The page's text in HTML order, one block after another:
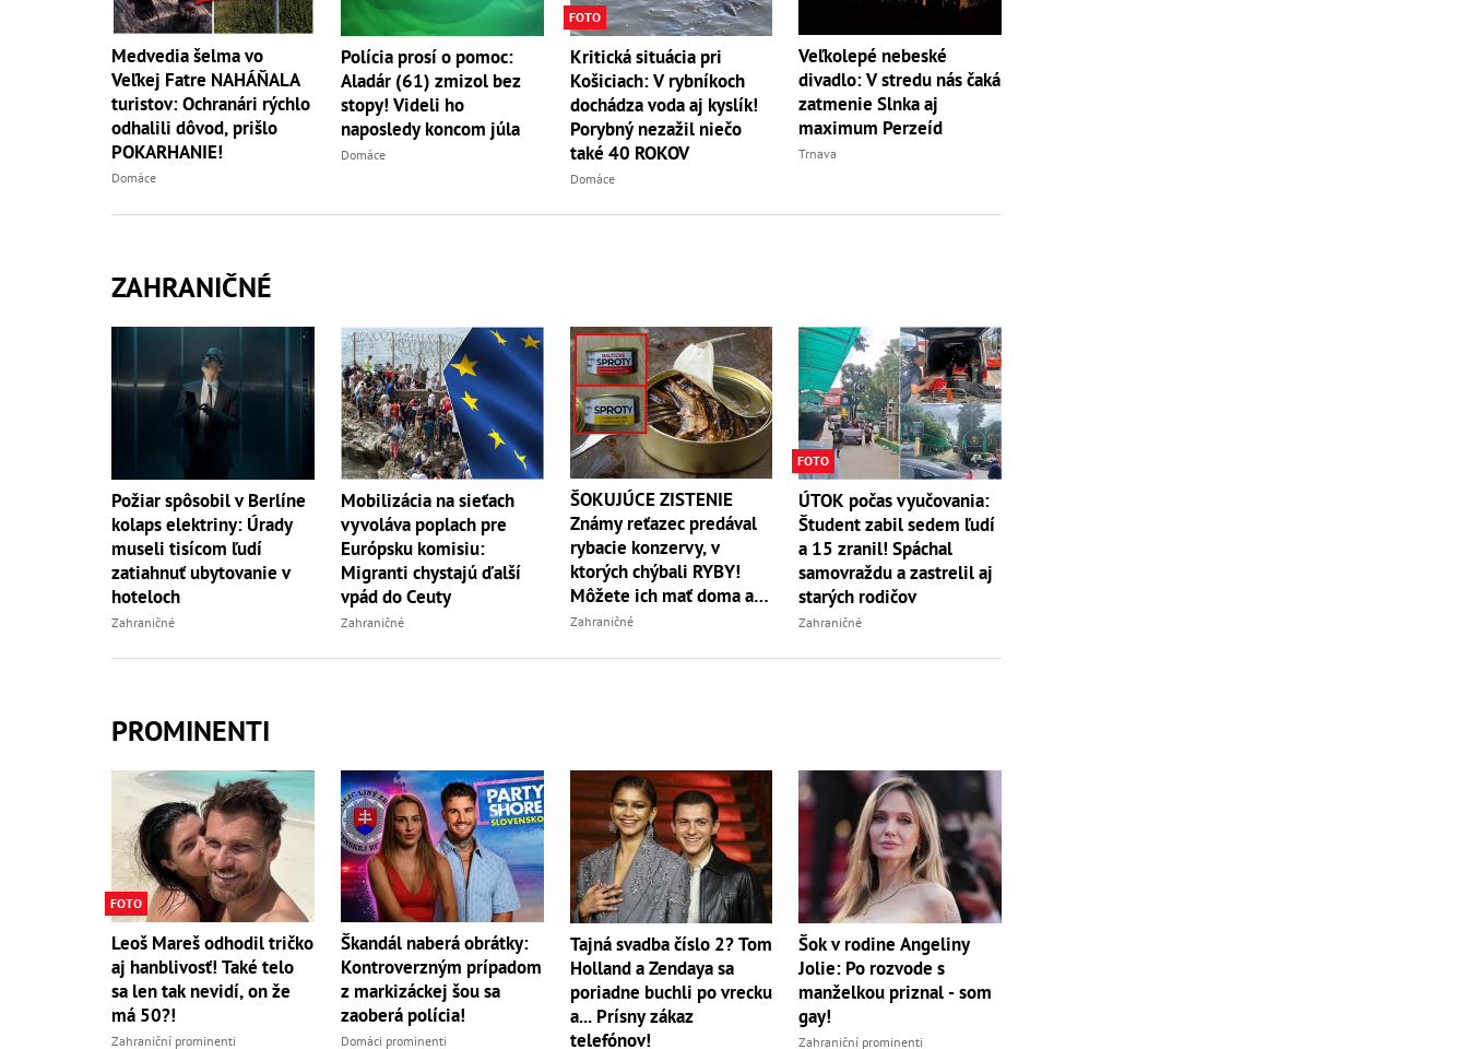
Medvedia šelma vo
Veľkej Fatre NAHÁŇALA
turistov: Ochranári rýchlo
odhalili dôvod, prišlo
POKARHANIE!
Domáce
Polícia prosí o pomoc:
Aladár (61) zmizol bez
stopy! Videli ho
naposledy koncom júla
Domáce
FOTO
Kritická situácia pri
Košiciach: V rybníkoch
dochádza voda aj kyslík!
Porybný nezažil niečo
také 40 ROKOV
Domáce
Veľkolepé nebeské
divadlo: V stredu nás čaká
zatmenie Slnka aj
maximum Perzeíd
Trnava
ZAHRANIČNÉ
Požiar spôsobil v Berlíne
kolaps elektriny: Úrady
museli tisícom ľudí
zatiahnuť ubytovanie v
hoteloch
Zahraničné
Mobilizácia na sieťach
vyvoláva poplach pre
Európsku komisiu:
Migranti chystajú ďalší
vpád do Ceuty
Zahraničné
ŠOKUJÚCE ZISTENIE
Známy reťazec predával
rybacie konzervy, v
ktorých chýbali RYBY!
Môžete ich mať doma aj
vy
Zahraničné
FOTO
ÚTOK počas vyučovania:
Študent zabil sedem ľudí
a 15 zranil! Spáchal
samovraždu a zastrelil aj
starých rodičov
Zahraničné
PROMINENTI
FOTO
Leoš Mareš odhodil tričko
aj hanblivosť! Také telo
sa len tak nevidí, on že
má 50?!
Zahraniční prominenti
Škandál naberá obrátky:
Kontroverzným prípadom
z markizáckej šou sa
zaoberá polícia!
Domáci prominenti
Tajná svadba číslo 2? Tom
Holland a Zendaya sa
poriadne buchli po vrecku
a... Prísny zákaz
telefónov!
Šok v rodine Angeliny
Jolie: Po rozvode s
manželkou priznal - som
gay!
Zahraniční prominenti